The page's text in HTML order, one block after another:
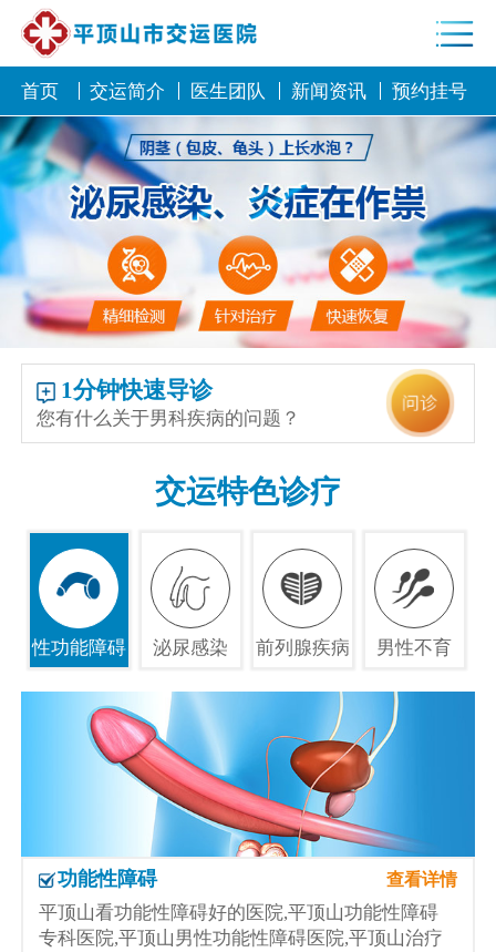
首页 交运简介 医生团队 新闻资讯 预约挂号
1分钟快速导诊
您有什么关于男科疾病的问题？
交运特色诊疗
性功能障碍 泌尿感染 前列腺疾病 男性不育
功能性障碍 查看详情
平顶山看功能性障碍好的医院,平顶山功能性障碍
专科医院,平顶山男性功能性障碍医院,平顶山治疗